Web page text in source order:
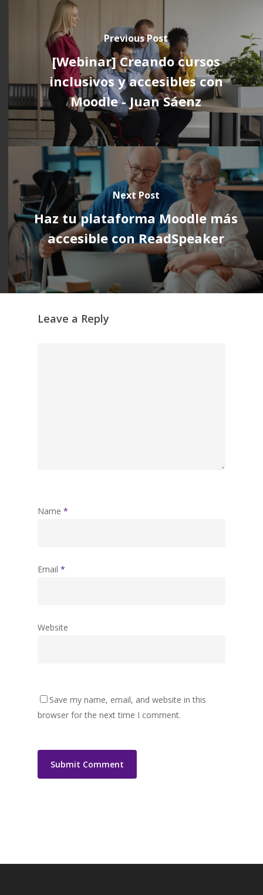
Previous Post
[Webinar] Creando cursos
inclusivos y accesibles con
Moodle - Juan Sáenz
Next Post
Haz tu plataforma Moodle más
accesible con ReadSpeaker
Leave a Reply
Name *
Email *
Website
Save my name, email, and website in this
browser for the next time I comment.